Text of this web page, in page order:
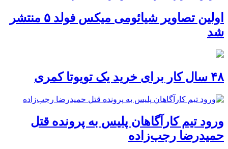
اولین تصاویر شیائومی میکس فولد ۵ منتشر
شد
۴۸ سال کار برای خرید یک تویوتا کمری
ورود تیم کارآگاهان پلیس به پرونده قتل
حمیدرضا رجب‌زاده